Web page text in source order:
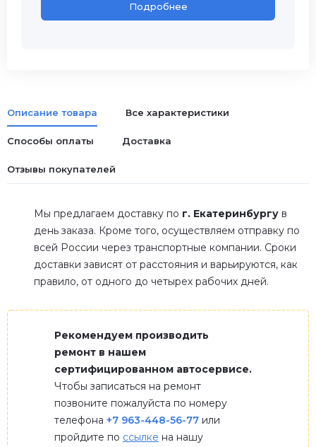
Подробнее
Описание товара Все характеристики
Способы оплаты Доставка
Отзывы покупателей
Мы предлагаем доставку по г. Екатеринбургу в
день заказа. Кроме того, осуществляем отправку по
всей России через транспортные компании. Сроки
доставки зависят от расстояния и варьируются, как
правило, от одного до четырех рабочих дней.
Рекомендуем производить
ремонт в нашем
сертифицированном автосервисе.
Чтобы записаться на ремонт
позвоните пожалуйста по номеру
телефона +7 963-448-56-77 или
пройдите по ссылке на нашу